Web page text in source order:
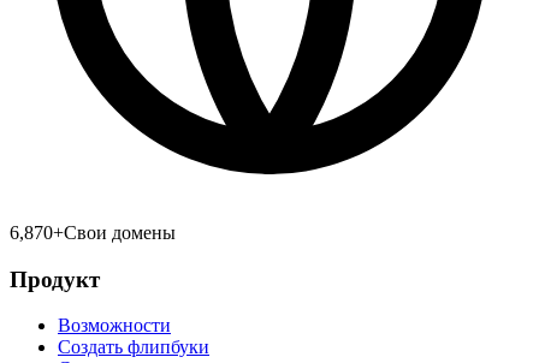
6,870+Свои домены
Продукт
Возможности
Создать флипбуки